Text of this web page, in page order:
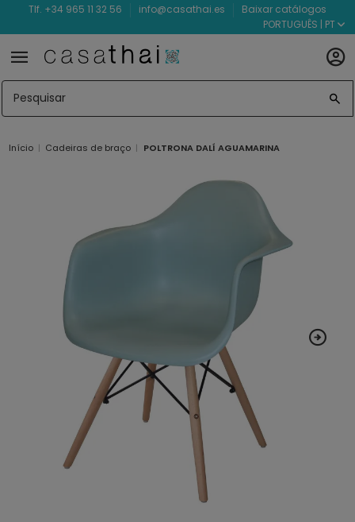
Tlf. +34 965 11 32 56 info@casathai.es
Baixar catálogos
PORTUGUÊS | PT
Início Cadeiras de braço POLTRONA DALÍ AGUAMARINA